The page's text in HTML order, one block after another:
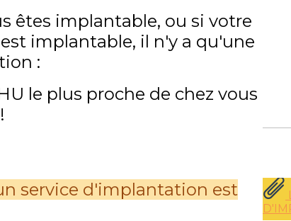
êtes implantable, ou si votre
implantable, il n'y a qu'une
:
le plus proche de chez vous
!
service d'implantation est